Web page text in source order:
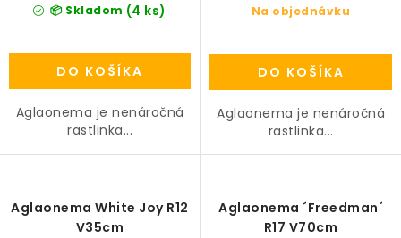
📦 Skladom (4 ks)
DO KOŠÍKA
Aglaonema je nenáročná
rastlinka...
Na objednávku
DO KOŠÍKA
Aglaonema je nenáročná
rastlinka...
Aglaonema White Joy R12
V35cm
Aglaonema ´Freedman´
R17 V70cm